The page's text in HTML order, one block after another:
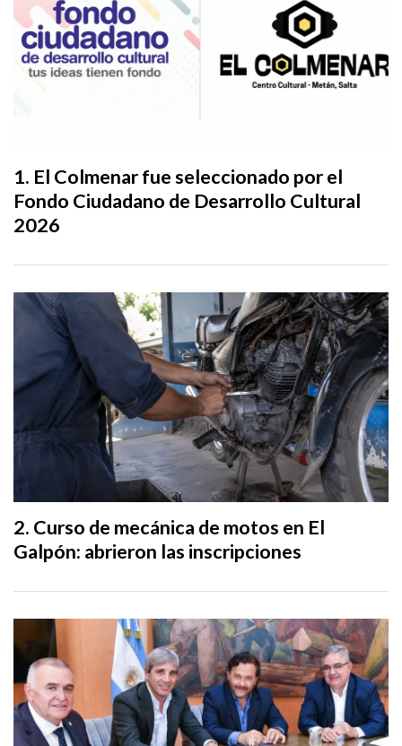
El Colmenar fue seleccionado por el
Fondo Ciudadano de Desarrollo Cultural
2026
Curso de mecánica de motos en El
Galpón: abrieron las inscripciones